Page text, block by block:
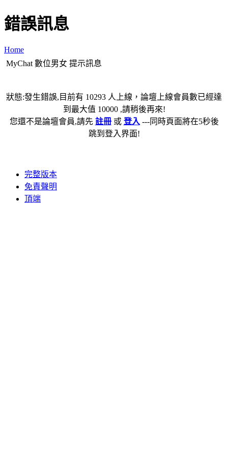
錯誤訊息
Home
MyChat 數位男女 提示訊息
狀態:發生錯誤,目前有 10293 人上線，論壇上線會員數已經達
到最大值 10000 ,請稍後再來!
您還不是論壇會員,請先 註冊或 登入 ---同時頁面將在5秒後
跳到登入界面!
完整版本
免責聲明
頂端